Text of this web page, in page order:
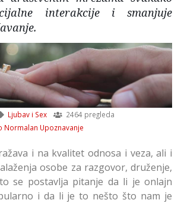
interakcije i smanjuje
Ljubav i Sex
2464 pregleda
Normalan Upoznavanje
i na kvalitet odnosa i veza, ali i
osobe za razgovor, druženje,
se postavlja pitanje da li je onlajn
i da li je to nešto što nam je